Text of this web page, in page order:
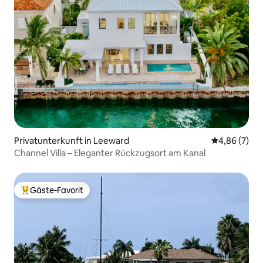
Privatunterkunft in Leeward
4,86 (7)
Channel Villa – Eleganter Rückzugsort am Kanal
Beliebter Gäste-Favorit.
Gäste-Favorit